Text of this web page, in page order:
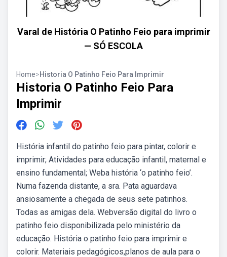
Varal de História O Patinho Feio para imprimir
— SÓ ESCOLA
Home>Historia O Patinho Feio Para Imprimir
Historia O Patinho Feio Para
Imprimir
História infantil do patinho feio para pintar, colorir e
imprimir; Atividades para educação infantil, maternal e
ensino fundamental; Weba história ‘o patinho feio’.
Numa fazenda distante, a sra. Pata aguardava
ansiosamente a chegada de seus sete patinhos.
Todas as amigas dela. Webversão digital do livro o
patinho feio disponibilizada pelo ministério da
educação. História o patinho feio para imprimir e
colorir. Materiais pedagógicos,planos de aula para o